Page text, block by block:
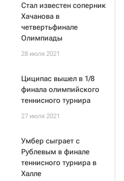
Стал известен соперник
Хачанова в
четвертьфинале
Олимпиады
28 июля 2021
Циципас вышел в 1/8
финала олимпийского
теннисного турнира
27 июля 2021
Умбер сыграет с
Рублевым в финале
теннисного турнира в
Халле